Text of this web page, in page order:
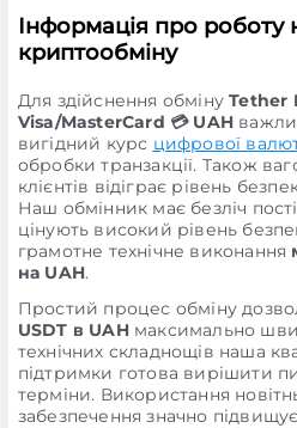
Інформація про роботу
криптообміну
Для здійснення обмінуTether
Visa/MasterCard 💳 UAH
вигідний курс цифрової
обробки транзакції. Також
клієнтів відіграє рівень
Наш обмінник має безліч
цінують високий рівень
грамотне технічне виконання
на UAH.
Простий процес обміну
USDT в UAHмаксимально
технічних складнощів наша
підтримки готова вирішити
терміни. Використання
забезпечення значно